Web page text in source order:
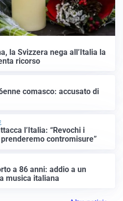
la Svizzera nega all’Italia la
ricorso
comasco: accusato di
l’Italia: “Revochi i
contromisure”
a 86 anni: addio a un
musica italiana